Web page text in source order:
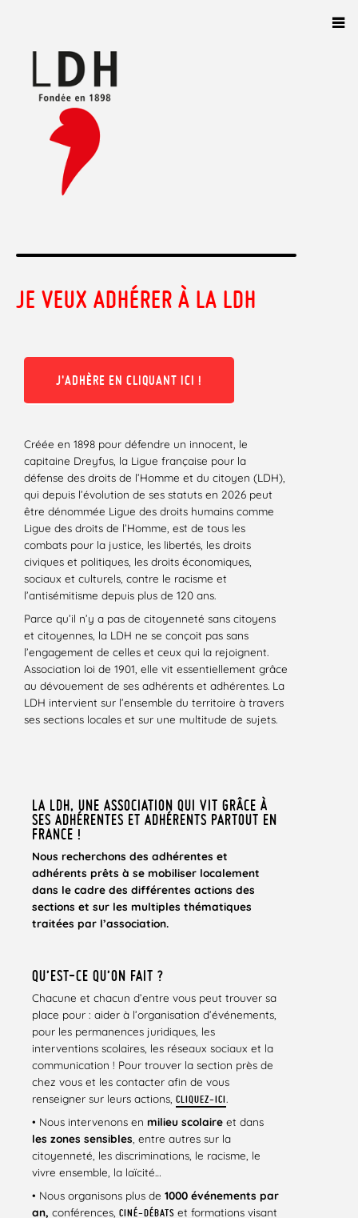
JE VEUX ADHÉRER À LA LDH
J'ADHÈRE EN CLIQUANT ICI !
Créée en 1898 pour défendre un innocent, le
capitaine Dreyfus, la Ligue française pour la
défense des droits de l’Homme et du citoyen (LDH),
qui depuis l’évolution de ses statuts en 2026 peut
être dénommée Ligue des droits humains comme
Ligue des droits de l’Homme, est de tous les
combats pour la justice, les libertés, les droits
civiques et politiques, les droits économiques,
sociaux et culturels, contre le racisme et
l’antisémitisme depuis plus de 120 ans.
Parce qu’il n’y a pas de citoyenneté sans citoyens
et citoyennes, la LDH ne se conçoit pas sans
l’engagement de celles et ceux qui la rejoignent.
Association loi de 1901, elle vit essentiellement grâce
au dévouement de ses adhérents et adhérentes. La
LDH intervient sur l’ensemble du territoire à travers
ses sections locales et sur une multitude de sujets.
LA LDH, UNE ASSOCIATION QUI VIT GRÂCE À
SES ADHÉRENTES ET ADHÉRENTS PARTOUT EN
FRANCE !
Nous recherchons des adhérentes et
adhérents prêts à se mobiliser localement
dans le cadre des différentes actions des
sections et sur les multiples thématiques
traitées par l’association.
QU’EST-CE QU’ON FAIT ?
Chacune et chacun d’entre vous peut trouver sa
place pour : aider à l’organisation d’événements,
pour les permanences juridiques, les
interventions scolaires, les réseaux sociaux et la
communication ! Pour trouver la section près de
chez vous et les contacter afin de vous
renseigner sur leurs actions, CLIQUEZ-ICI .
• Nous intervenons en milieu scolaire et dans
les zones sensibles , entre autres sur la
citoyenneté, les discriminations, le racisme, le
vivre ensemble, la laïcité…
• Nous organisons plus de 1000 événements par
an, conférences, CINÉ-DÉBATS et formations visant